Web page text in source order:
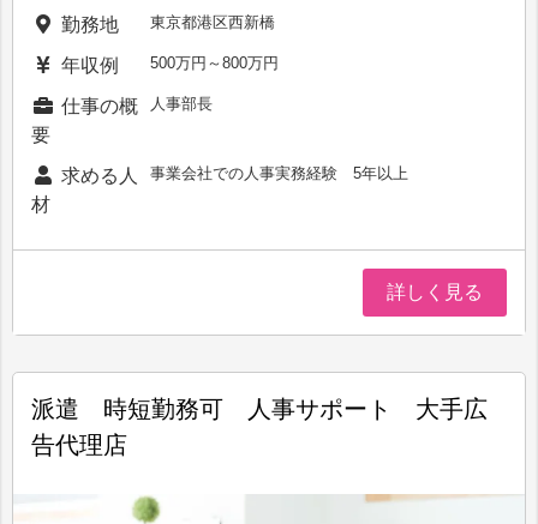
勤務地 東京都港区西新橋
年収例 500万円～800万円
仕事の概
要
人事部長
求める人
材
事業会社での人事実務経験 5年以上
詳しく見る
派遣 時短勤務可 人事サポート 大手広
告代理店